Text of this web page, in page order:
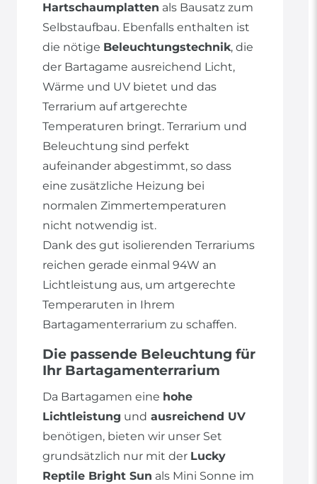
Hartschaumplatten als Bausatz zum
Selbstaufbau. Ebenfalls enthalten ist
die nötige Beleuchtungstechnik, die
der Bartagame ausreichend Licht,
Wärme und UV bietet und das
Terrarium auf artgerechte
Temperaturen bringt. Terrarium und
Beleuchtung sind perfekt
aufeinander abgestimmt, so dass
eine zusätzliche Heizung bei
normalen Zimmertemperaturen
nicht notwendig ist.
Dank des gut isolierenden Terrariums
reichen gerade einmal 94W an
Lichtleistung aus, um artgerechte
Temperaruten in Ihrem
Bartagamenterrarium zu schaffen.
Die passende Beleuchtung für
Ihr Bartagamenterrarium
Da Bartagamen eine hohe
Lichtleistung und ausreichend UV
benötigen, bieten wir unser Set
grundsätzlich nur mit der Lucky
Reptile Bright Sun als Mini Sonne im